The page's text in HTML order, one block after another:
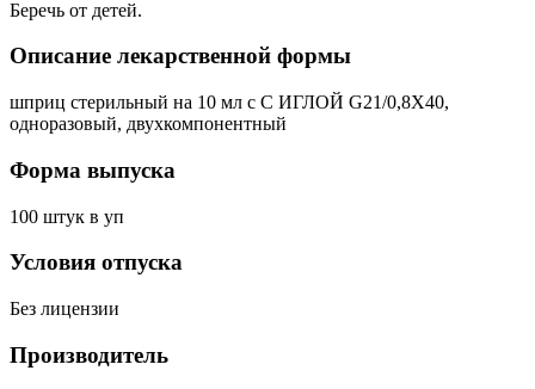
Беречь от детей.
Описание лекарственной формы
шприц стерильный на 10 мл с С ИГЛОЙ G21/0,8Х40,
одноразовый, двухкомпонентный
Форма выпуска
100 штук в уп
Условия отпуска
Без лицензии
Производитель